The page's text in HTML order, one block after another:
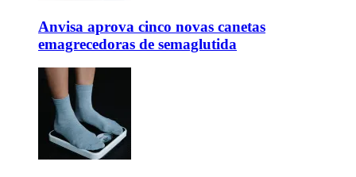
Anvisa aprova cinco novas canetas
emagrecedoras de semaglutida